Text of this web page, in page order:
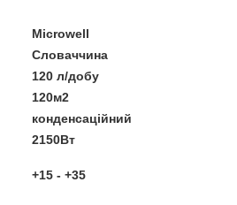
Microwell
Словаччина
120 л/добу
120м2
конденсаційний
2150Вт
+15 - +35